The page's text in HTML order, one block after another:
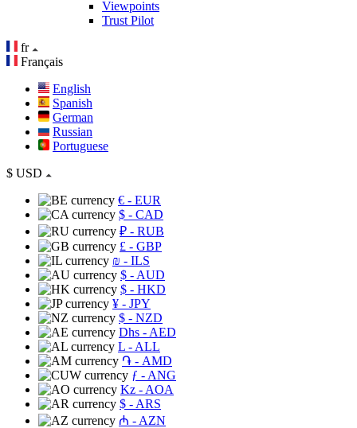
Viewpoints
Trust Pilot
fr
Français
English
Spanish
German
Russian
Portuguese
$ USD
€ - EUR
$ - CAD
₽ - RUB
£ - GBP
₪ - ILS
$ - AUD
$ - HKD
¥ - JPY
$ - NZD
Dhs - AED
L - ALL
֏ - AMD
ƒ - ANG
Kz - AOA
$ - ARS
₼ - AZN